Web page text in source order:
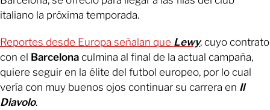
italiano la próxima temporada.
Reportes desde Europa señalan que Lewy, cuyo contrato
con el Barcelona culmina al final de la actual campaña,
quiere seguir en la élite del futbol europeo, por lo cual
vería con muy buenos ojos continuar su carrera en Il
Diavolo.